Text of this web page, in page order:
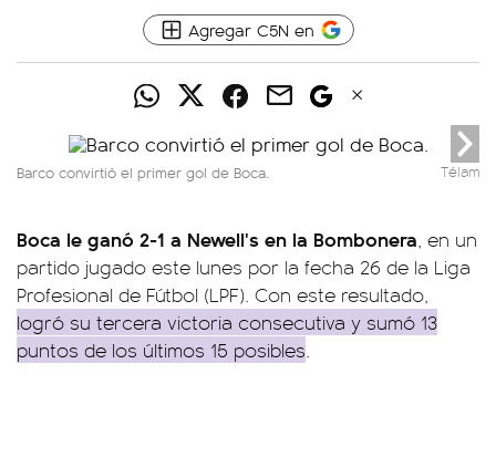
Agregar C5N en
Barco convirtió el primer gol de Boca. Télam
Boca le ganó 2-1 a Newell's en la Bombonera, en un
partido jugado este lunes por la fecha 26 de la Liga
Profesional de Fútbol (LPF). Con este resultado,
logró su tercera victoria consecutiva y sumó 13
puntos de los últimos 15 posibles.